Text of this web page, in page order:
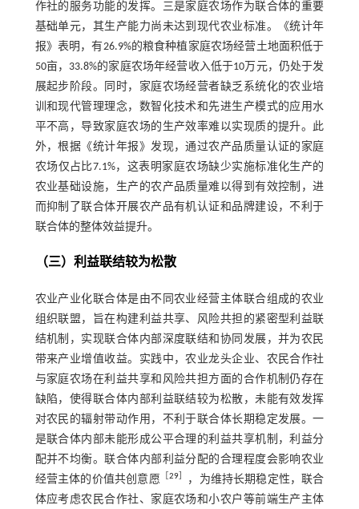
作社的服务功能的发挥。三是家庭农场作为联合体的重要
基础单元，其生产能力尚未达到现代农业标准。《统计年
报》表明，有26.9%的粮食种植家庭农场经营土地面积低于
50亩，33.8%的家庭农场年经营收入低于10万元，仍处于发
展起步阶段。同时，家庭农场经营者缺乏系统化的农业培
训和现代管理理念，数智化技术和先进生产模式的应用水
平不高，导致家庭农场的生产效率难以实现质的提升。此
外，根据《统计年报》发现，通过农产品质量认证的家庭
农场仅占比7.1%，这表明家庭农场缺少实施标准化生产的
农业基础设施，生产的农产品质量难以得到有效控制，进
而抑制了联合体开展农产品有机认证和品牌建设，不利于
联合体的整体效益提升。
（三）利益联结较为松散
农业产业化联合体是由不同农业经营主体联合组成的农业
组织联盟，旨在构建利益共享、风险共担的紧密型利益联
结机制，实现联合体内部深度联结和协同发展，并为农民
带来产业增值收益。实践中，农业龙头企业、农民合作社
与家庭农场在利益共享和风险共担方面的合作机制仍存在
缺陷，使得联合体内部利益联结较为松散，未能有效发挥
对农民的辐射带动作用，不利于联合体长期稳定发展。一
是联合体内部未能形成公平合理的利益共享机制，利益分
配并不均衡。联合体内部利益分配的合理程度会影响农业
经营主体的价值共创意愿
29］
，为维持长期稳定性，联合
体应考虑农民合作社、家庭农场和小农户等前端生产主体